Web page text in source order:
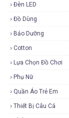
Đèn LED
Đồ Dùng
Bảo Dưỡng
Cotton
Lựa Chọn Đồ Chơi
Phụ Nữ
Quần Áo Trẻ Em
Thiết Bị Câu Cá